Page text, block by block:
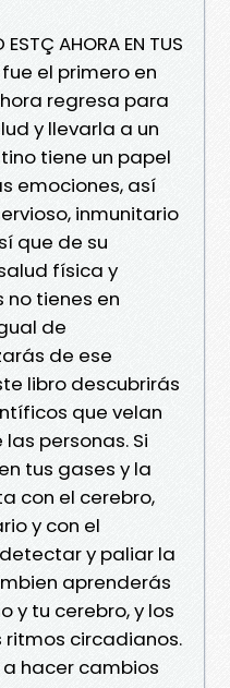
ESTÇ AHORA EN TUS
fue el primero en
regresa para
y llevarla a un
tiene un papel
emociones, así
inmunitario
que de su
física y
tienes en
de
de ese
libro descubrirás
que velan
personas. Si
tus gases y la
con el cerebro,
y con el
y paliar la
aprenderás
y tu cerebro, y los
ritmos circadianos.
hacer cambios